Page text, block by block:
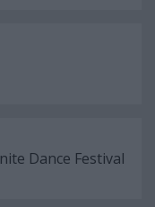
Dance Festival